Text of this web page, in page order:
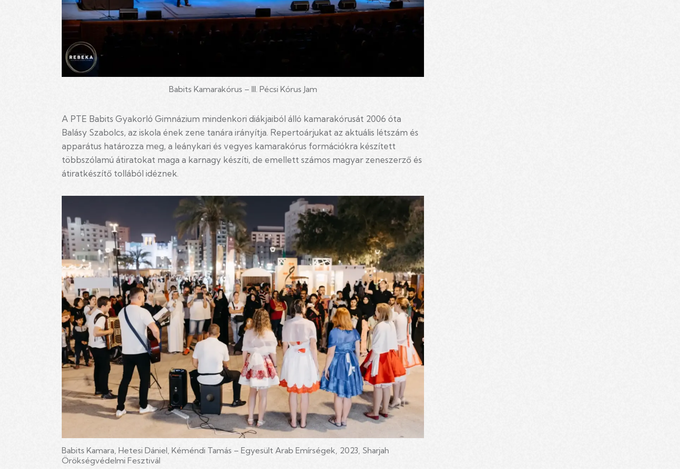
Babits Kamarakórus – III. Pécsi Kórus Jam
A PTE Babits Gyakorló Gimnázium mindenkori diákjaiból álló kamarakórusát 2006 óta
Balásy Szabolcs, az iskola ének zene tanára irányítja. Repertoárjukat az aktuális létszám és
apparátus határozza meg, a leánykari és vegyes kamarakórus formációkra készített
többszólamú átiratokat maga a karnagy készíti, de emellett számos magyar zeneszerző és
átiratkészítő tollából idéznek.
Babits Kamara, Hetesi Dániel, Kéméndi Tamás – Egyesült Arab Emírségek, 2023, Sharjah
Örökségvédelmi Fesztivál